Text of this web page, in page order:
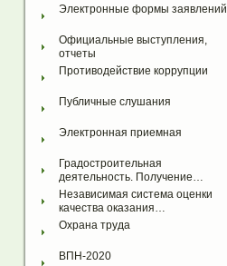
Электронные формы заявлений
Официальные выступления,
отчеты
Противодействие коррупции
Публичные слушания
Электронная приемная
Градостроительная
деятельность. Получение…
Независимая система оценки
качества оказания…
Охрана труда
ВПН-2020